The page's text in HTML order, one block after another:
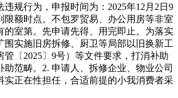
违规行为，申报时间为：2025年12月2日9
限额时点。不包罗贸易、办公用房等非室
的室第。先申请先得、用完即止。为落实
围实施旧房拆修、厨卫等局部以旧换新工
管〔2025〕9号）等文件要求，打消补助
助范畴。2. 申请人、拆修企业、物业公司
实正在性担任，合适前提的小我消费者采